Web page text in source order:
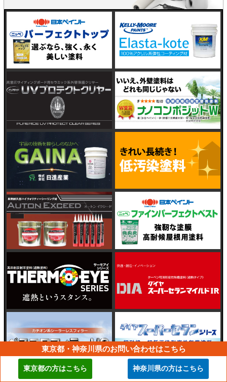
東京都・神奈川県のお問い合わせはこちら
東京都の方はこちら 神奈川県の方はこちら